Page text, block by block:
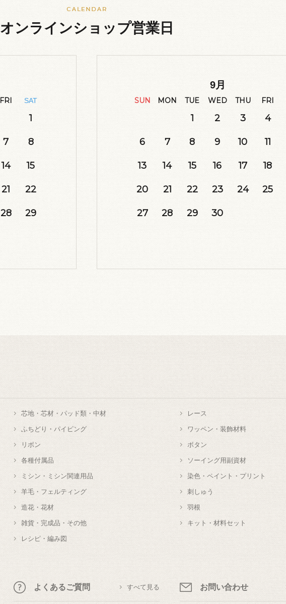
オンラインショップ営業日
FRI SAT
1
7 8
14 15
21 22
28 29
9月
SUN MON TUE WED THU FRI
1 2 3 4
6 7 8 9 10 11
13 14 15 16 17 18
20 21 22 23 24 25
27 28 29 30
芯地・芯材・パッド類・中材 レース
ふちどり・パイピング ワッペン・装飾材料
リボン ボタン
各種付属品 ソーイング用副資材
ミシン・ミシン関連用品 染色・ペイント・プリント
羊毛・フェルティング 刺しゅう
造花・花材 羽根
雑貨・完成品・その他 キット・材料セット
レシピ・編み図
よくあるご質問 すべて見る お問い合わせ